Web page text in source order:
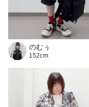
のむぅ
152cm